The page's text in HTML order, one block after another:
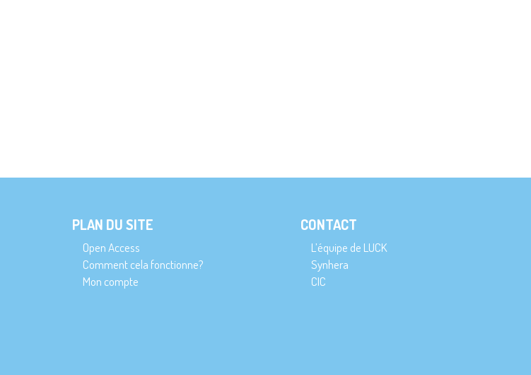
PLAN DU SITE
Open Access
Comment cela fonctionne?
Mon compte
CONTACT
L’équipe de LUCK
Synhera
CIC